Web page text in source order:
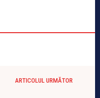
ARTICOLUL URMĂTOR